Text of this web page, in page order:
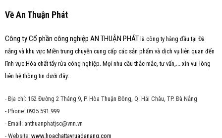
Về An Thuận Phát
Công ty Cổ phần công nghiệp AN THUẬN PHÁT là công ty hàng đầu tại Đà
nẵng và khu vực Miền trung chuyên cung cấp các sản phẩm và dịch vụ liên quan đến
lĩnh vực:Hóa chất tẩy rửa công nghiệp. Mọi nhu cầu thắc mắc, tư vấn,... xin vui lòng
liên hệ thông tin dưới đây:
- Địa chỉ: 152 Đường 2 Tháng 9, P. Hòa Thuận Đông, Q. Hải Châu, TP. Đà Nẵng
- Phone: 0935.591.999
- Email: anthuanphatjsc@vnn.vn
- Website: www.hoachattayruadanang.com